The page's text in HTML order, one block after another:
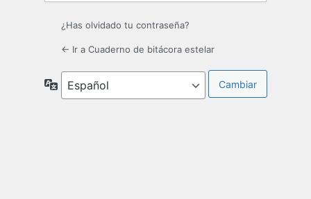
¿Has olvidado tu contraseña?
← Ir a Cuaderno de bitácora estelar
Idioma